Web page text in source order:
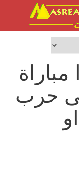
مباراة
حرب